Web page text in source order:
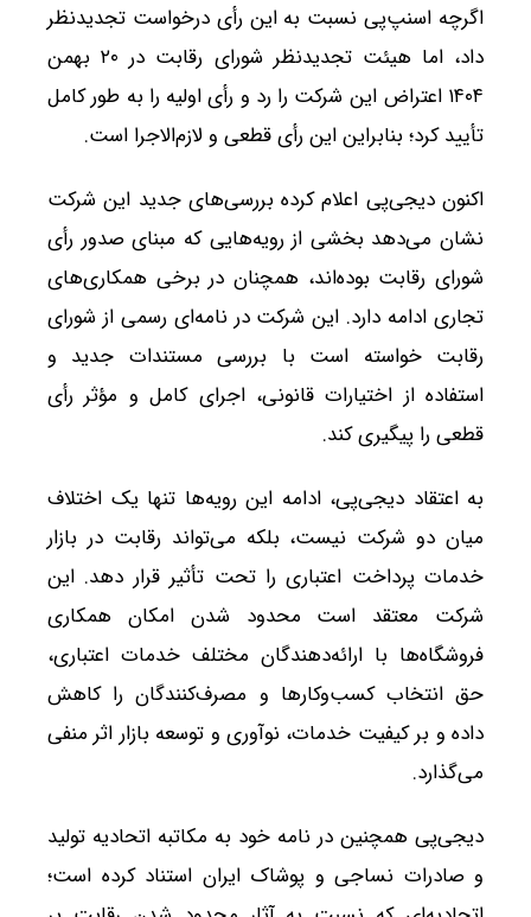
اگرچه اسنپ‌پی نسبت به این رأی درخواست تجدیدنظر
داد، اما هیئت تجدیدنظر شورای رقابت در ۲۰ بهمن
۱۴۰۴ اعتراض این شرکت را رد و رأی اولیه را به طور کامل
تأیید کرد؛ بنابراین این رأی قطعی و لازم‌الاجرا است.
اکنون دیجی‌پی اعلام کرده بررسی‌های جدید این شرکت
نشان می‌دهد بخشی از رویه‌هایی که مبنای صدور رأی
شورای رقابت بوده‌اند، همچنان در برخی همکاری‌های
تجاری ادامه دارد. این شرکت در نامه‌ای رسمی از شورای
رقابت خواسته است با بررسی مستندات جدید و
استفاده از اختیارات قانونی، اجرای کامل و مؤثر رأی
قطعی را پیگیری کند.
به اعتقاد دیجی‌پی، ادامه این رویه‌ها تنها یک اختلاف
میان دو شرکت نیست، بلکه می‌تواند رقابت در بازار
خدمات پرداخت اعتباری را تحت تأثیر قرار دهد. این
شرکت معتقد است محدود شدن امکان همکاری
فروشگاه‌ها با ارائه‌دهندگان مختلف خدمات اعتباری،
حق انتخاب کسب‌وکارها و مصرف‌کنندگان را کاهش
داده و بر کیفیت خدمات، نوآوری و توسعه بازار اثر منفی
می‌گذارد.
دیجی‌پی همچنین در نامه خود به مکاتبه اتحادیه تولید
و صادرات نساجی و پوشاک ایران استناد کرده است؛